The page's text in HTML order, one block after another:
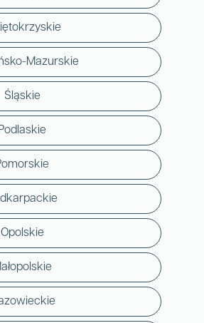
Mazurskie
Śląskie
Podlaskie
Opolskie